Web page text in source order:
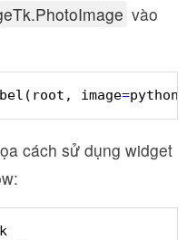
vào
image=
cách sử dụng widget